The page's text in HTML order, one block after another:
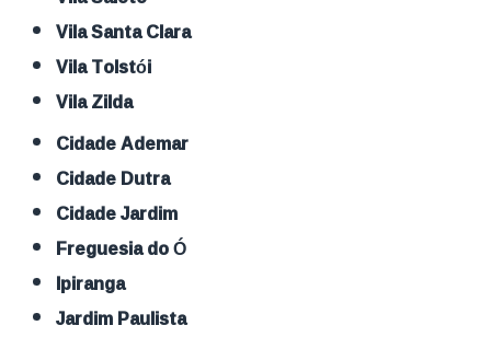
Vila Santa Clara
Vila Tolstói
Vila Zilda
Cidade Ademar
Cidade Dutra
Cidade Jardim
Freguesia do Ó
Ipiranga
Jardim Paulista